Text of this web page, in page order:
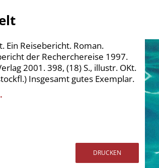
Ein Reisebericht. Roman.
der Recherchereise 1997.
2001. 398, (18) S., illustr. OKt.
Insgesamt gutes Exemplar.